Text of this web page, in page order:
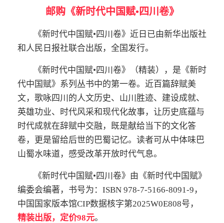
邮购《新时代中国赋•四川卷》
《新时代中国赋•四川卷》近日已由新华出版社
和人民日报社联合出版，全国发行。
《新时代中国赋•四川卷》（精装），是《新时
代中国赋》系列丛书中的第一卷。近百篇辞赋美
文，歌咏四川的人文历史、山川胜迹、建设成就、
英雄功业、时代风采和现代化故事，让历史底蕴与
时代成就在辞赋中交融，既是献给当下的文化答
卷，更是留给后世的巴蜀记忆。读者可从中体味巴
山蜀水味道，感受改革开放时代气息。
《新时代中国赋•四川卷》由《新时代中国赋》
编委会编著，书号为：ISBN 978-7-5166-8091-9，
中国国家版本馆CIP数据核字第2025W0E808号，
精装出版，定价98元。